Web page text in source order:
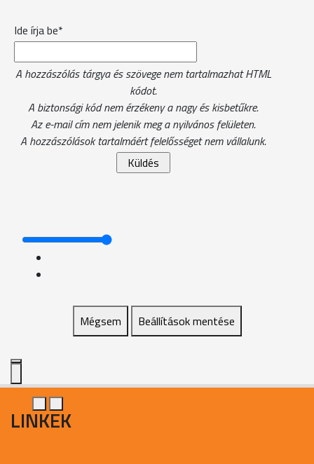
Ide írja be*
A hozzászólás tárgya és szövege nem tartalmazhat HTML
kódot.
A biztonsági kód nem érzékeny a nagy és kisbetűkre.
Az e-mail cím nem jelenik meg a nyilvános felületen.
A hozzászólások tartalmáért felelősséget nem vállalunk.
Mégsem Beállítások mentése
LINKEK